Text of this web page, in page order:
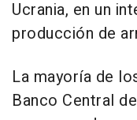
Ucrania, en un
producción de
La mayoría de
Banco Central